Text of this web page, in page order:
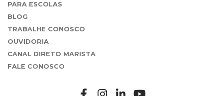
PARA ESCOLAS
BLOG
TRABALHE CONOSCO
OUVIDORIA
CANAL DIRETO MARISTA
FALE CONOSCO